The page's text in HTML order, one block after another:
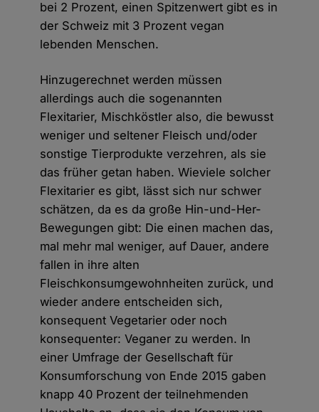
bei 2 Prozent, einen Spitzenwert gibt es in
der Schweiz mit 3 Prozent vegan
lebenden Menschen.
Hinzugerechnet werden müssen
allerdings auch die sogenannten
Flexitarier, Mischköstler also, die bewusst
weniger und seltener Fleisch und/oder
sonstige Tierprodukte verzehren, als sie
das früher getan haben. Wieviele solcher
Flexitarier es gibt, lässt sich nur schwer
schätzen, da es da große Hin-und-Her-
Bewegungen gibt: Die einen machen das,
mal mehr mal weniger, auf Dauer, andere
fallen in ihre alten
Fleischkonsumgewohnheiten zurück, und
wieder andere entscheiden sich,
konsequent Vegetarier oder noch
konsequenter: Veganer zu werden. In
einer Umfrage der Gesellschaft für
Konsumforschung von Ende 2015 gaben
knapp 40 Prozent der teilnehmenden